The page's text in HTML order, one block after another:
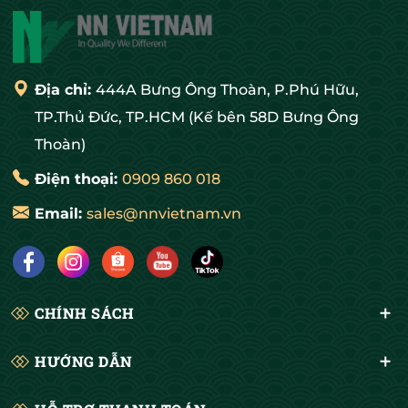
Địa chỉ: 444A Bưng Ông Thoàn, P.Phú Hữu,
TP.Thủ Đức, TP.HCM (Kế bên 58D Bưng Ông
Thoàn)
Điện thoại: 0909 860 018
Email: sales@nnvietnam.vn
CHÍNH SÁCH
HƯỚNG DẪN